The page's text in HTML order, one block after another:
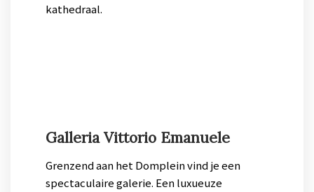
kathedraal.
Galleria Vittorio Emanuele
Grenzend aan het Domplein vind je een
spectaculaire galerie. Een luxueuze